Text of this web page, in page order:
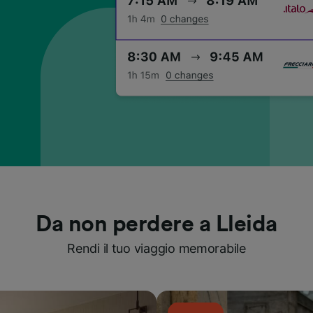
Da non perdere a Lleida
Rendi il tuo viaggio memorabile